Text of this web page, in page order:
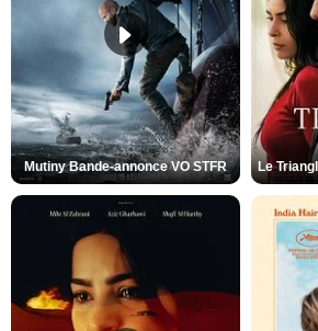
Mutiny Bande-annonce VO STFR Le